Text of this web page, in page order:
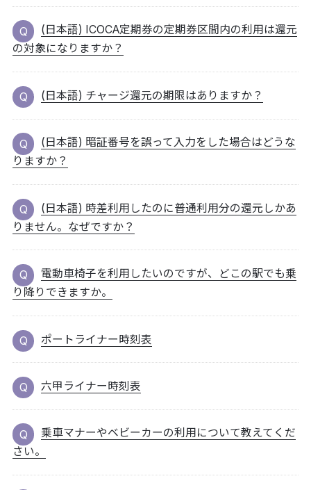
(日本語) ICOCA定期券の定期券区間内の利用は還元
の対象になりますか？
(日本語) チャージ還元の期限はありますか？
(日本語) 暗証番号を誤って入力をした場合はどうな
りますか？
(日本語) 時差利用したのに普通利用分の還元しかあ
りません。なぜですか？
電動車椅子を利用したいのですが、どこの駅でも乗
り降りできますか。
ポートライナー時刻表
六甲ライナー時刻表
乗車マナーやベビーカーの利用について教えてくだ
さい。